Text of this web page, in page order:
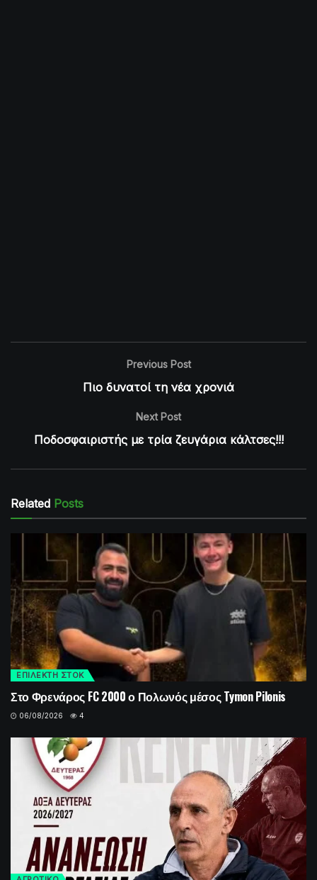
Previous Post
Πιο δυνατοί τη νέα χρονιά
Next Post
Ποδοσφαιριστής με τρία ζευγάρια κάλτσες!!!
Related Posts
ΕΠΙΛΕΚΤΗ ΣΤΟΚ
Στο Φρενάρος FC 2000 ο Πολωνός μέσος Tymon Pilonis
06/08/2026 4